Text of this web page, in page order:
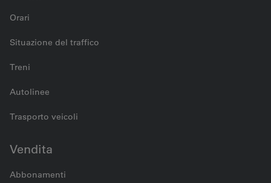
Orari
Situazione del traffico
Treni
Autolinee
Trasporto veicoli
Vendita
Abbonamenti